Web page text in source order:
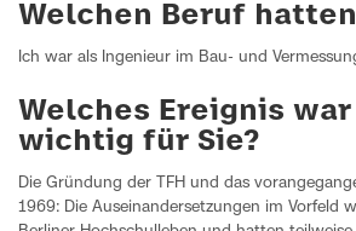
Welchen Beruf hatten
Ich war als Ingenieur im Bau- und
Welches Ereignis
wichtig für Sie?
Die Gründung der TFH und das
1969: Die Auseinandersetzungen im Vorfeld